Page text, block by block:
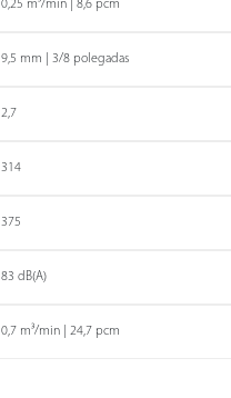
0,25 m³/min | 8,6 pcm
9,5 mm | 3/8 polegadas
2,7
314
375
83 dB(A)
0,7 m³/min | 24,7 pcm